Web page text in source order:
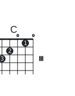
C
3
2
o
1
o